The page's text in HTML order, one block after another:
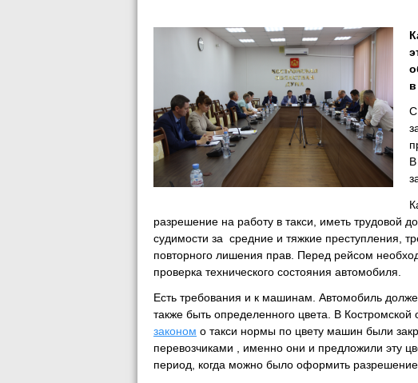
С
разрешение на работу в такси, иметь трудовой
судимости за средние и тяжкие преступления,
повторного лишения прав. Перед рейсом
проверка технического состояния автомобиля.
Есть требования и к машинам. Автомобиль
также быть определенного цвета. В
законом о такси нормы по цвету машин были
перевозчиками , именно они и предложили эту
период, когда можно было оформить